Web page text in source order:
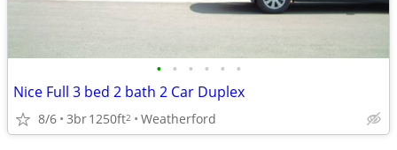
• • • • • •
Nice Full 3 bed 2 bath 2 Car Duplex
8/6 3br1250ft2 Weatherford